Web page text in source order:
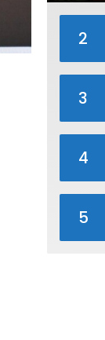
2
3
4
5